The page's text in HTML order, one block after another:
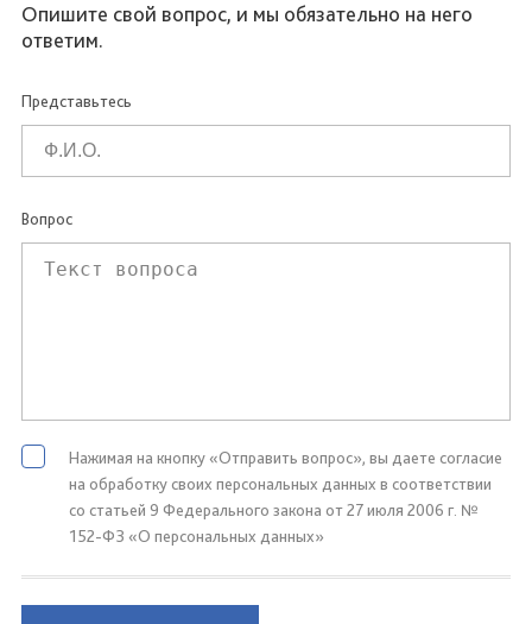
Опишите свой вопрос, и мы обязательно на него
ответим.
Представьтесь
Вопрос
Нажимая на кнопку «Отправить вопрос», вы даете согласие
на обработку своих персональных данных в соответствии
со статьей 9 Федерального закона от 27 июля 2006 г. №
152-ФЗ «О персональных данных»